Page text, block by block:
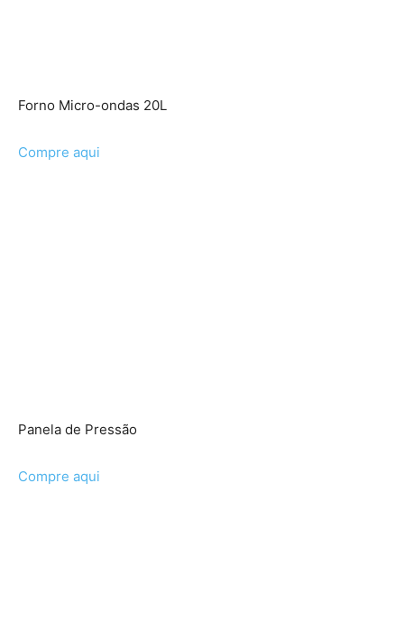
Forno Micro-ondas 20L
Compre aqui
Panela de Pressão
Compre aqui